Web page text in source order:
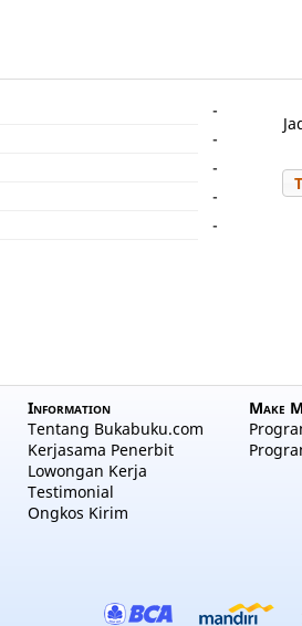
-
-
-
-
-
Information
Tentang Bukabuku.com
Kerjasama Penerbit
Lowongan Kerja
Testimonial
Ongkos Kirim
Make